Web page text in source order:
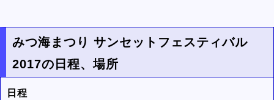
みつ海まつり サンセットフェスティバル
2017の日程、場所
日程